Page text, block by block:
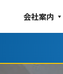
会社案内